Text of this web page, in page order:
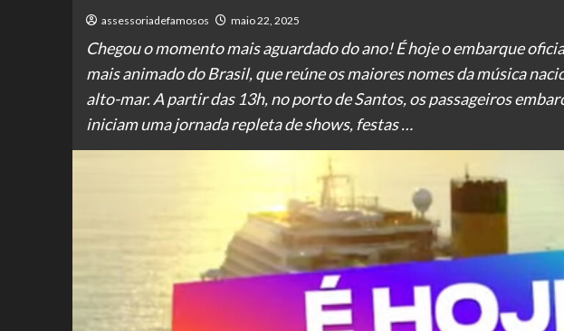
assessoriadefamosos maio 22, 2025
Chegou o momento mais aguardado do ano! É hoje o embarque
mais animado do Brasil, que reúne os maiores nomes da música
alto-mar. A partir das 13h, no porto de Santos, os passageiros
iniciam uma jornada repleta de shows, festas …